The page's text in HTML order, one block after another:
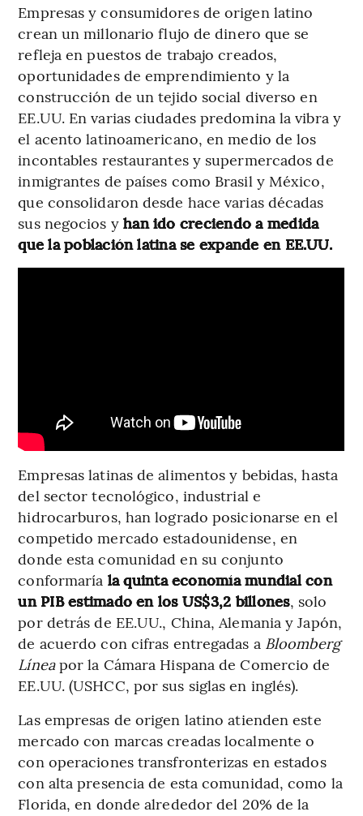
Empresas y consumidores de origen latino
crean un millonario flujo de dinero que se
refleja en puestos de trabajo creados,
oportunidades de emprendimiento y la
construcción de un tejido social diverso en
EE.UU. En varias ciudades predomina la vibra y
el acento latinoamericano, en medio de los
incontables restaurantes y supermercados de
inmigrantes de países como Brasil y México,
que consolidaron desde hace varias décadas
sus negocios yhan ido creciendo a medida
que la población latina se expande en EE.UU.
Empresas latinas de alimentos y bebidas, hasta
del sector tecnológico, industrial e
hidrocarburos, han logrado posicionarse en el
competido mercado estadounidense, en
donde esta comunidad en su conjunto
conformaría la quinta economía mundial con
un PIB estimado en los US$3,2 billones, solo
por detrás de EE.UU., China, Alemania y Japón,
de acuerdo con cifras entregadas a Bloomberg
Líneapor la Cámara Hispana de Comercio de
EE.UU. (USHCC, por sus siglas en inglés).
Las empresas de origen latino atienden este
mercado con marcas creadas localmente o
con operaciones transfronterizas en estados
con alta presencia de esta comunidad, como la
Florida, en donde alrededor del 20% de la